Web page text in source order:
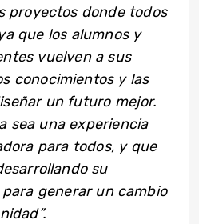
proyectos donde todos
que los alumnos y
vuelven a sus
conocimientos y las
un futuro mejor.
sea una experiencia
para todos, y que
su
generar un cambio